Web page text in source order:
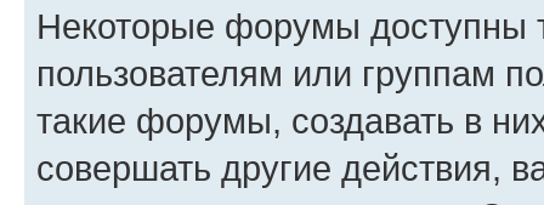
Некоторые форумы доступны
пользователям или группам
такие форумы, создавать в
совершать другие действия,